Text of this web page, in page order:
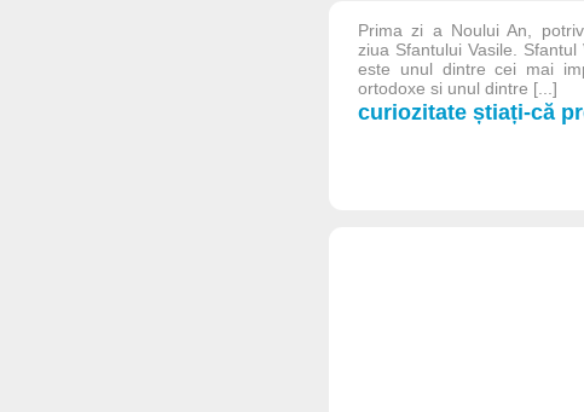
Prima zi a Noului An,
ziua Sfantului Vasile. Sfantul
este unul dintre cei mai
ortodoxe si unul dintre [...]
curiozitate știați-că